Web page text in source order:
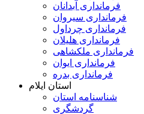
فرمانداری آبدانان
فرمانداری سیروان
فرمانداری چرداول
فرمانداری هلیلان
فرمانداری ملکشاهی
فرمانداری ایوان
فرمانداری بدره
استان ایلام
شناسنامه استان
گردشگری